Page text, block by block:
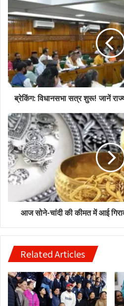
ब्रेकिंग: विधानसभा सत्र शुरू! जानें
आज सोने-चांदी की कीमत में आई
Related Articles